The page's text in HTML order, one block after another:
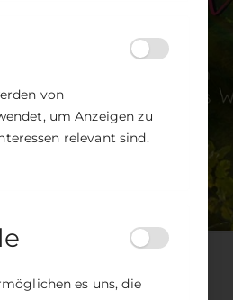
von
um Anzeigen zu
relevant sind.
es uns, die